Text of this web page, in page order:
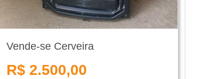
Vende-se Cerveira
R$ 2.500,00